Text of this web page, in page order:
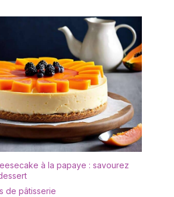
offrent une vraie
sensation de qualité. Ce
set assiette robuste a
été conçu pour durer,
compléter vos vaisselle
et plats de service, et
résister à l’épreuve du
temps. À offrir ou à
s’offrir : Un service de
table durable et stylé,
parfait pour une
crémaillère, un mariage
ou tout simplement se
belle vaisselle.
à la papaye : savourez
de pâtisserie